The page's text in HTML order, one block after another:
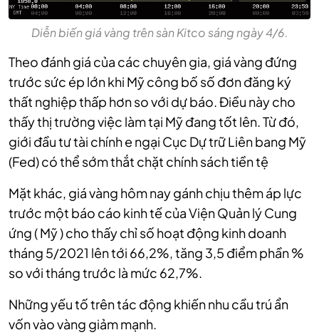
Diễn biến giá vàng trên sàn Kitco sáng ngày 4/6.
Theo đánh giá của các chuyên gia, giá vàng đứng
trước sức ép lớn khi Mỹ công bố số đơn đăng ký
thất nghiệp thấp hơn so với dự báo. Điều này cho
thấy thị trường việc làm tại Mỹ đang tốt lên. Từ đó,
giới đầu tư tài chính e ngại Cục Dự trữ Liên bang Mỹ
(Fed) có thể sớm thắt chặt chính sách tiền tệ
Mặt khác, giá vàng hôm nay gánh chịu thêm áp lực
trước một báo cáo kinh tế của Viện Quản lý Cung
ứng ( Mỹ ) cho thấy chỉ số hoạt động kinh doanh
tháng 5/2021 lên tới 66,2%, tăng 3,5 điểm phần %
so với tháng trước là mức 62,7%.
Những yếu tố trên tác động khiến nhu cầu trú ẩn
vốn vào vàng giảm mạnh.